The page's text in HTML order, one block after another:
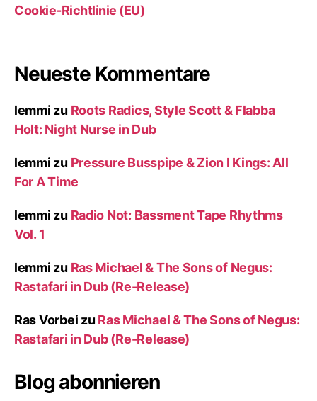
Cookie-Richtlinie (EU)
Neueste Kommentare
lemmi zu Roots Radics, Style Scott & Flabba
Holt: Night Nurse in Dub
lemmi zu Pressure Busspipe & Zion I Kings: All
For A Time
lemmi zu Radio Not: Bassment Tape Rhythms
Vol. 1
lemmi zu Ras Michael & The Sons of Negus:
Rastafari in Dub (Re-Release)
Ras Vorbei zu Ras Michael & The Sons of Negus:
Rastafari in Dub (Re-Release)
Blog abonnieren